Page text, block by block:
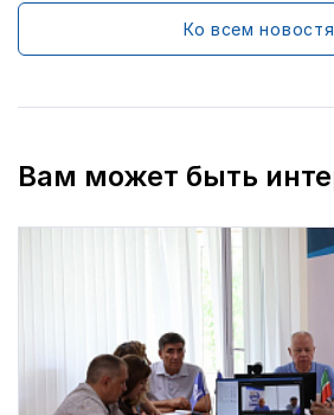
Ко всем
Вам может быть